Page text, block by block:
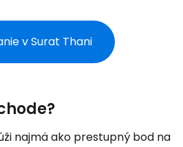
v Surat Thani
najmä ako prestupný bod na